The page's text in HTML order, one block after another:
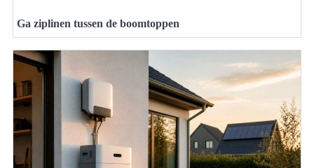
Ga ziplinen tussen de boomtoppen